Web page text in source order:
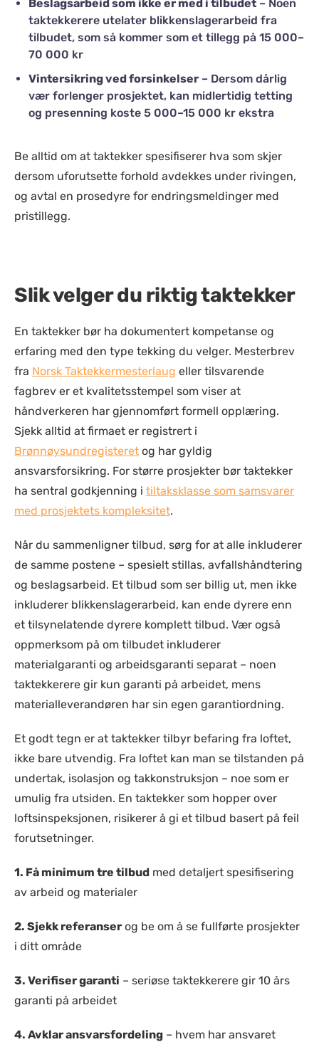
Beslagsarbeid som ikke er med i tilbudet – Noen
taktekkerere utelater blikkenslagerarbeid fra
tilbudet, som så kommer som et tillegg på 15 000–
70 000 kr
Vintersikring ved forsinkelser – Dersom dårlig
vær forlenger prosjektet, kan midlertidig tetting
og presenning koste 5 000–15 000 kr ekstra
Be alltid om at taktekker spesifiserer hva som skjer
dersom uforutsette forhold avdekkes under rivingen,
og avtal en prosedyre for endringsmeldinger med
pristillegg.
Slik velger du riktig taktekker
En taktekker bør ha dokumentert kompetanse og
erfaring med den type tekking du velger. Mesterbrev
fra Norsk Taktekkermesterlaug eller tilsvarende
fagbrev er et kvalitetsstempel som viser at
håndverkeren har gjennomført formell opplæring.
Sjekk alltid at firmaet er registrert i
Brønnøysundregisteret og har gyldig
ansvarsforsikring. For større prosjekter bør taktekker
ha sentral godkjenning i tiltaksklasse som samsvarer
med prosjektets kompleksitet.
Når du sammenligner tilbud, sørg for at alle inkluderer
de samme postene – spesielt stillas, avfallshåndtering
og beslagsarbeid. Et tilbud som ser billig ut, men ikke
inkluderer blikkenslagerarbeid, kan ende dyrere enn
et tilsynelatende dyrere komplett tilbud. Vær også
oppmerksom på om tilbudet inkluderer
materialgaranti og arbeidsgaranti separat – noen
taktekkerere gir kun garanti på arbeidet, mens
materialleverandøren har sin egen garantiordning.
Et godt tegn er at taktekker tilbyr befaring fra loftet,
ikke bare utvendig. Fra loftet kan man se tilstanden på
undertak, isolasjon og takkonstruksjon – noe som er
umulig fra utsiden. En taktekker som hopper over
loftsinspeksjonen, risikerer å gi et tilbud basert på feil
forutsetninger.
1. Få minimum tre tilbud med detaljert spesifisering
av arbeid og materialer
2. Sjekk referanser og be om å se fullførte prosjekter
i ditt område
3. Verifiser garanti – seriøse taktekkerere gir 10 års
garanti på arbeidet
4. Avklar ansvarsfordeling – hvem har ansvaret